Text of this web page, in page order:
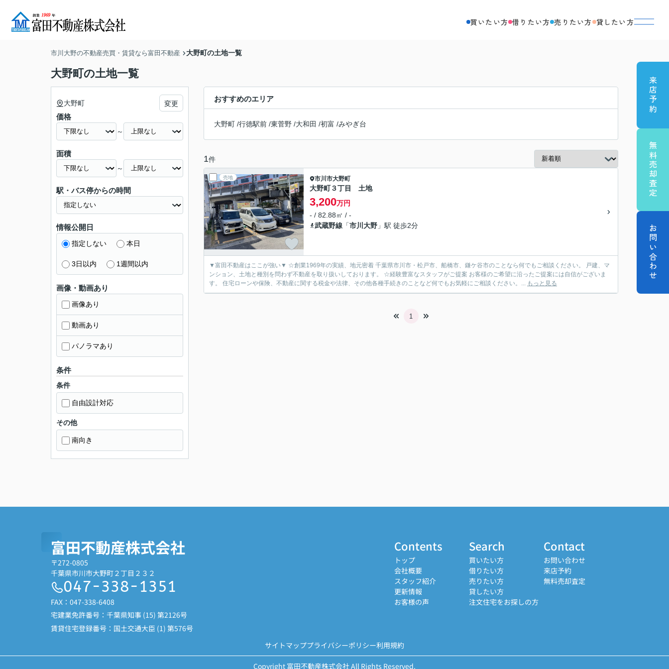
買いたい方 借りたい方 売りたい方 貸したい方
来店予約
無料売却査定
お問い合わせ
市川大野の不動産売買・賃貸なら富田不動産 大野町の土地一覧
大野町の土地一覧
おすすめのエリア
大野町 /行徳駅前 /東菅野 /大和田 /初富 /みやぎ台
1件
売地 市川市大野町
大野町３丁目 土地
3,200万円
- / 82.88㎡ / -
武蔵野線 「市川大野 」駅 徒歩2分
▼富田不動産はここが強い▼ ☆創業1969年の実績、地元密着 千葉県市川市・松戸市、船橋市、鎌ケ谷市のことなら何でもご相談ください。 戸建、マ
ンション、土地と種別を問わず不動産を取り扱いしております。 ☆経験豊富なスタッフがご提案 お客様のご希望に沿ったご提案には自信がございま
す。 住宅ローンや保険、不動産に関する税金や法律、その他各種手続きのことなど何でもお気軽にご相談ください。... もっと見る
1
大野町 変更
価格
～
面積
～
駅・バス停からの時間
情報公開日
指定しない 本日
3日以内 1週間以内
画像・動画あり
画像あり
動画あり
パノラマあり
条件
条件
自由設計対応
その他
南向き
富田不動産株式会社
〒272-0805
千葉県市川市大野町２丁目２３２
047-338-1351
FAX：047-338-6408
宅建業免許番号：千葉県知事 (15) 第2126号
賃貸住宅登録番号：国土交通大臣 (1) 第576号
Contents
トップ
会社概要
スタッフ紹介
更新情報
お客様の声
Search
買いたい方
借りたい方
売りたい方
貸したい方
注文住宅をお探しの方
Contact
お問い合わせ
来店予約
無料売却査定
サイトマッププライバシーポリシー利用規約
Copyright 富田不動産株式会社 All Rights Reserved.